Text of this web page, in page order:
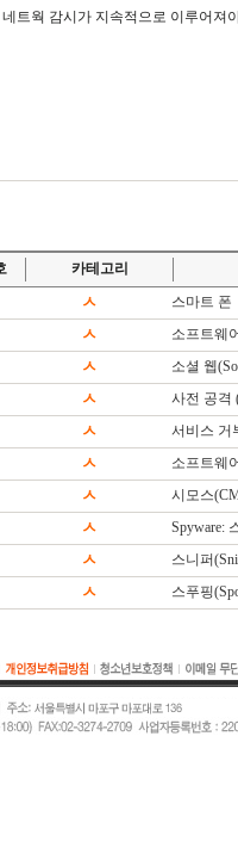
네트웍 감시가 지속적으로 이루어져
카테고리
ㅅ
스마트 폰
ㅅ
소프트웨
ㅅ
소셜 웹
ㅅ
사전 공격
ㅅ
서비스 거
ㅅ
소프트웨
ㅅ
시모스
ㅅ
Spyware:
ㅅ
스니퍼
ㅅ 스푸핑